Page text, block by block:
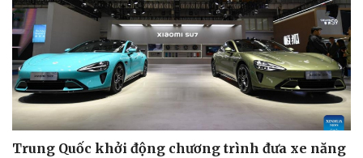
Trung Quốc khởi động chương trình đưa xe năng